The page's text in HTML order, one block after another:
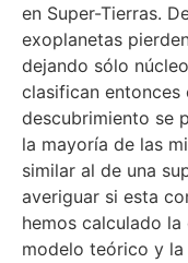
en Super-Tierras.
exoplanetas
dejando sólo
clasifican entonces
descubrimiento se
la mayoría de las
similar al de una
averiguar si esta
hemos calculado
modelo teórico y